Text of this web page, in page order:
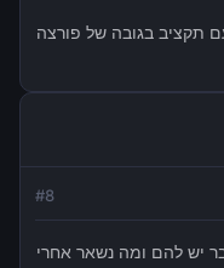
תקציב בגובה של פורצה
#8
יש להם ומה נשאר אחרי